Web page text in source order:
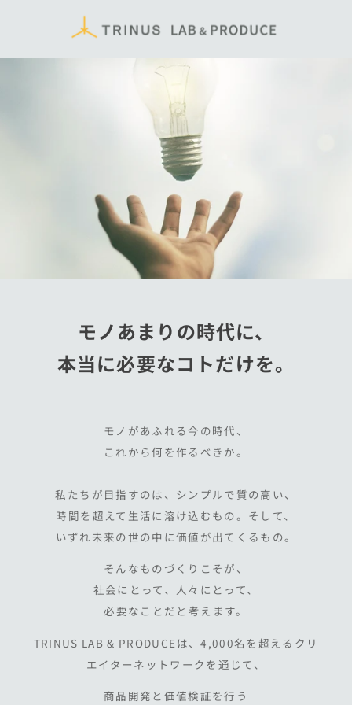
モノあまりの時代に、
本当に必要なコトだけを。
モノがあふれる今の時代、
これから何を作るべきか。
私たちが目指すのは、シンプルで質の高い、
時間を超えて生活に溶け込むもの。そして、
いずれ未来の世の中に価値が出てくるもの。
そんなものづくりこそが、
社会にとって、人々にとって、
必要なことだと考えます。
TRINUS LAB & PRODUCEは、4,000名を超えるクリ
エイターネットワークを通じて、
商品開発と価値検証を行う